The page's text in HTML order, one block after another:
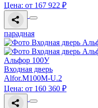
Цена: от 167 922 ₽
парадная
Альфор 100У
Входная дверь
Alfor.M100M-U.2
Цена: от 160 360 ₽